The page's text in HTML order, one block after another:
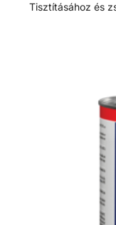
Tisztításához és